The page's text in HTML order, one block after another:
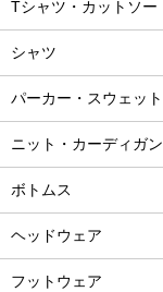
Tシャツ・カットソー
シャツ
パーカー・スウェット
ニット・カーディガン
ボトムス
ヘッドウェア
フットウェア